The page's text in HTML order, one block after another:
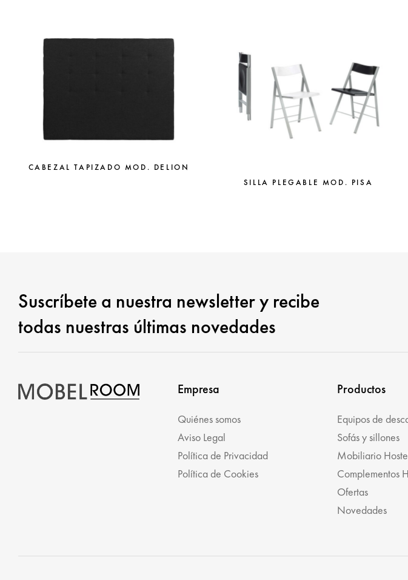
CABEZAL TAPIZADO MOD. DELION
SILLA PLEGABLE MOD. PISA
Suscríbete a nuestra newsletter y recibe
todas nuestras últimas novedades
Empresa
Quiénes somos
Aviso Legal
Política de Privacidad
Política de Cookies
Productos
Equipos de
Sofás y sillones
Mobiliario
Complementos
Ofertas
Novedades